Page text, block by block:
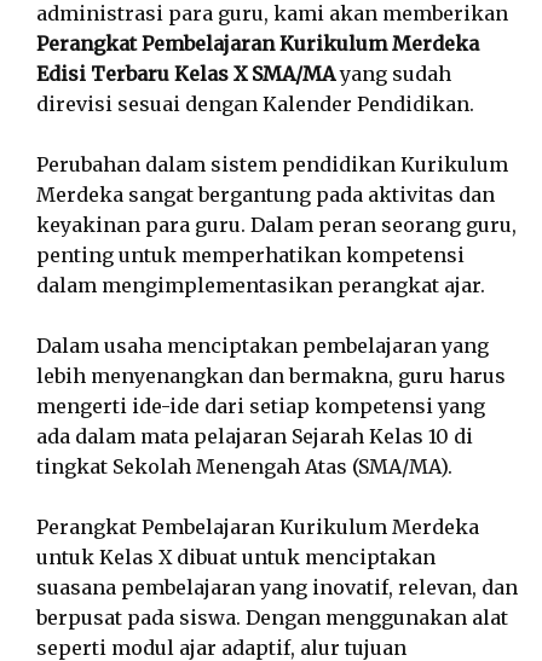
administrasi para guru, kami akan memberikan
Perangkat Pembelajaran Kurikulum Merdeka
Edisi Terbaru Kelas X SMA/MAyang sudah
direvisi sesuai dengan Kalender Pendidikan.
Perubahan dalam sistem pendidikan Kurikulum
Merdeka sangat bergantung pada aktivitas dan
keyakinan para guru. Dalam peran seorang guru,
penting untuk memperhatikan kompetensi
dalam mengimplementasikan perangkat ajar.
Dalam usaha menciptakan pembelajaran yang
lebih menyenangkan dan bermakna, guru harus
mengerti ide-ide dari setiap kompetensi yang
ada dalam mata pelajaran Sejarah Kelas 10 di
tingkat Sekolah Menengah Atas (SMA/MA).
Perangkat Pembelajaran Kurikulum Merdeka
untuk Kelas X dibuat untuk menciptakan
suasana pembelajaran yang inovatif, relevan, dan
berpusat pada siswa. Dengan menggunakan alat
seperti modul ajar adaptif, alur tujuan